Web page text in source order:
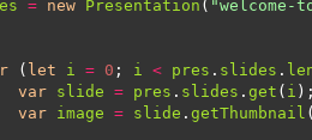
= new Presentation ( "welcome-
( let i = 0 ; i < pres . slides .
var slide = pres . slides . get ( i
var image = slide . getThumbnail (